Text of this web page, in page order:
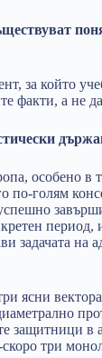
за който
факти, а не
особено в
голям
период,
задачата на
ясни
защитници в
три